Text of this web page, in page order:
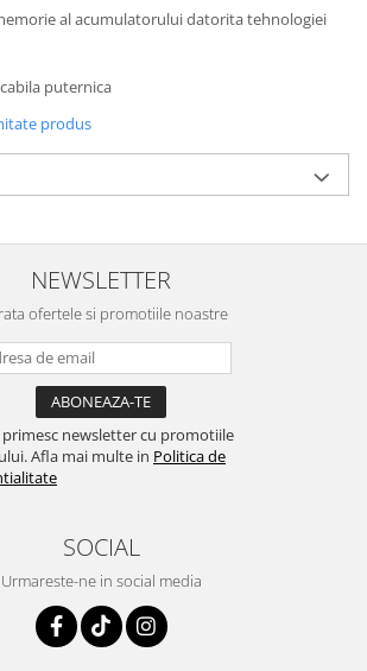
al acumulatorului datorita tehnologiei
puternica
produs
NEWSLETTER
ofertele si promotiile noastre
primesc newsletter cu promotiile
Afla mai multe in Politica de
SOCIAL
Urmareste-ne in social media